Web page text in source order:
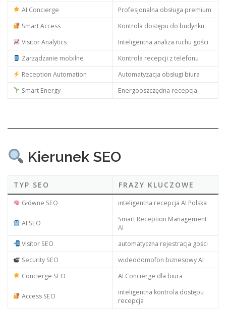
AI Concierge
Profesjonalna obsługa premium
Smart Access
Kontrola dostępu do budynku
Visitor Analytics
Inteligentna analiza ruchu gości
Zarządzanie mobilne
Kontrola recepcji z telefonu
Reception Automation
Automatyzacja obsługi biura
Smart Energy
Energooszczędna recepcja
Kierunek SEO
TYP SEO FRAZY KLUCZOWE
Główne SEO inteligentna recepcja AI Polska
AI SEO
Smart Reception Management
AI
Visitor SEO
automatyczna rejestracja gości
Security SEO
wideodomofon biznesowy AI
Concierge SEO
AI Concierge dla biura
Access SEO
inteligentna kontrola dostępu
recepcja